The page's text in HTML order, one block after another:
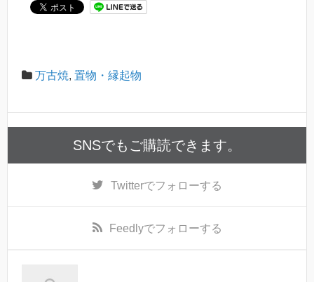
万古焼, 置物・縁起物
SNSでもご購読できます。
Twitterでフォローする
Feedlyでフォローする